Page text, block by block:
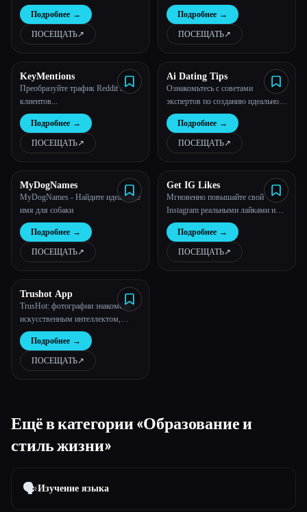
помощника для знакомств с
искусственным интеллектом.
Подробнее →
ПОСЕЩАТЬ↗︎
Facebook и Instagram на базе
искусственного интеллекта
Подробнее →
ПОСЕЩАТЬ↗︎
KeyMentions
Преобразуйте трафик Reddit в
клиентов...
Подробнее →
ПОСЕЩАТЬ↗︎
Ai Dating Tips
Ознакомьтесь с советами
экспертов по созданию идеального
профиля знакомств! Узнайте, как
выбрать правильные фотографии
Подробнее →
ПОСЕЩАТЬ↗︎
MyDogNames
MyDogNames - Найдите идеальное
имя для собаки
Подробнее →
ПОСЕЩАТЬ↗︎
Get IG Likes
Мгновенно повышайте свой
Instagram реальными лайками и
подписчиками
Подробнее →
ПОСЕЩАТЬ↗︎
Trushot App
TrusHot: фотографии знакомств с
искусственным интеллектом,
которые выглядят реальными и
назначают свидания
Подробнее →
ПОСЕЩАТЬ↗︎
Ещё в категории «Образование и
стиль жизни»
🗣️Изучение языка